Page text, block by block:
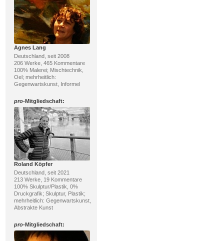
Agnes Lang
Deutschland, seit 2008
206 Werke, 465 Kommentare
100% Malerei; Mischtechnik,
Oel; mehrheitlich:
Gegenwartskunst, Informel
pro-Mitgliedschaft:
Roland Köpfer
Deutschland, seit 2021
213 Werke, 19 Kommentare
100% Skulptur/Plastik, 0%
Druckgrafik; Skulptur, Plastik;
mehrheitlich: Gegenwartskunst,
Abstrakte Kunst
pro-Mitgliedschaft: